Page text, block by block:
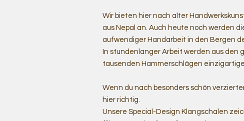
Wir bieten hier nach alter
aus Nepal an. Auch heute noch werden
aufwendiger Handarbeit in den Bergen
In stundenlanger Arbeit werden aus den
tausenden Hammerschlägen
Wenn du nach besonders schön
hier richtig.
Unsere Special-Design Klangschalen